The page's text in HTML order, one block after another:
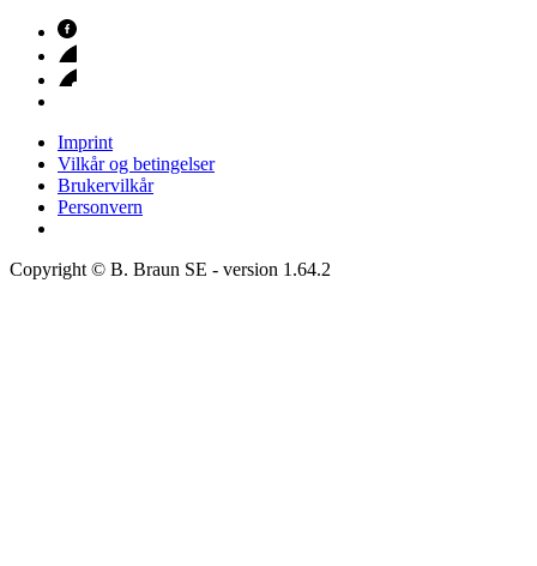
Imprint
Vilkår og betingelser
Brukervilkår
Personvern
Copyright © B. Braun SE - version 1.64.2